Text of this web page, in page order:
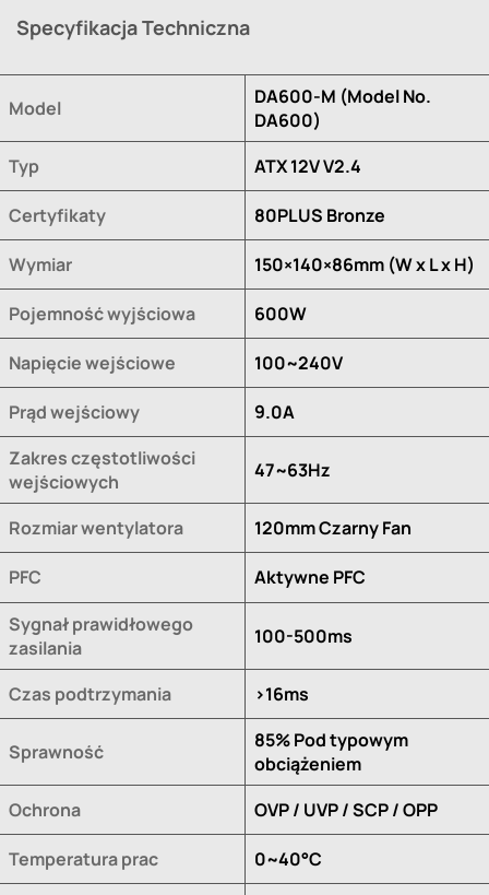
Specyfikacja Techniczna
Model
DA600-M (Model No.
DA600)
Typ
ATX 12V V2.4
Certyfikaty 80PLUS Bronze
Wymiar 150×140×86mm (W x L x H)
Pojemność wyjściowa 600W
Napięcie wejściowe 100~240V
Prąd wejściowy
9.0A
Zakres częstotliwości
wejściowych
47~63Hz
Rozmiar wentylatora 120mm Czarny Fan
PFC
Aktywne PFC
Sygnał prawidłowego
zasilania
100-500ms
Czas podtrzymania >16ms
Sprawność
85% Pod typowym
obciążeniem
Ochrona
OVP / UVP / SCP / OPP
Temperatura prac 0~40°C